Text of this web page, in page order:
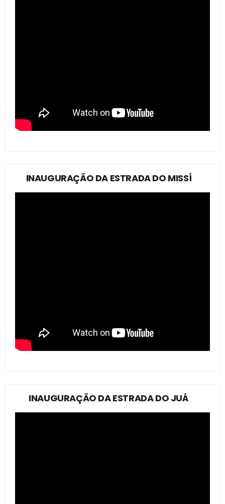
INAUGURAÇÃO DA ESTRADA DO MISSÍ
INAUGURAÇÃO DA ESTRADA DO JUÁ